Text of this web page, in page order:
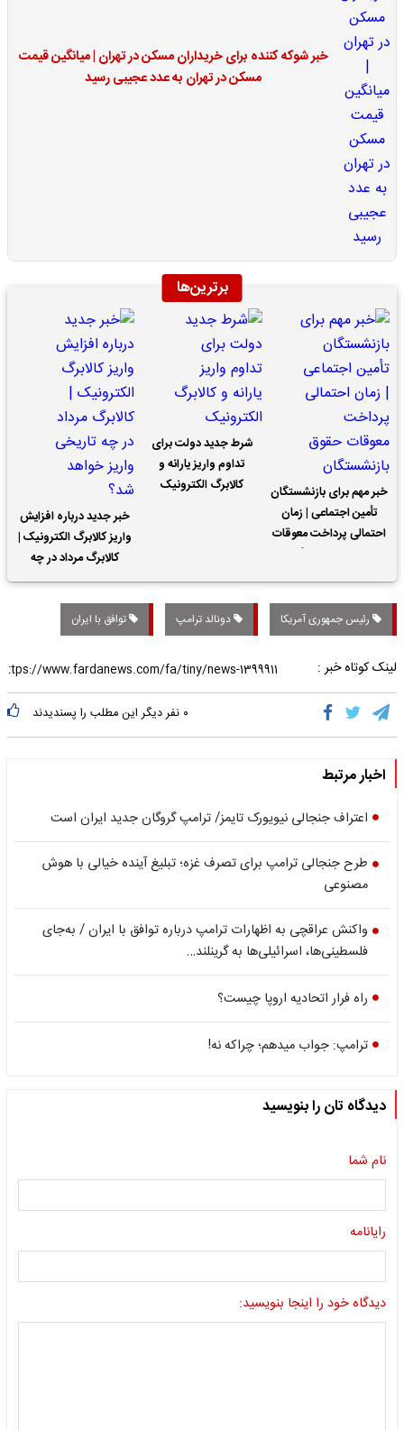
خبر شوکه کننده برای خریداران مسکن در تهران | میانگین قیمت
مسکن در تهران به عدد عجیبی رسید
برترین‌ها
خبر مهم برای بازنشستگان
تأمین اجتماعی | زمان
احتمالی پرداخت معوقات
شرط جدید دولت برای
تداوم واریز یارانه و
کالابرگ الکترونیک
خبر جدید درباره افزایش
واریز کالابرگ الکترونیک |
کالابرگ مرداد در چه
تاریخی واریز خواهد شد؟
رئیس جمهوری آمریکا دونالد ترامپ توافق با ایران
لینک کوتاه خبر :
۰ نفر دیگر این مطلب را پسندیدند
اخبار مرتبط
اعتراف جنجالی نیویورک تایمز/ ترامپ گروگان جدید ایران است
طرح جنجالی ترامپ برای تصرف غزه؛ تبلیغ آینده خیالی با هوش
مصنوعی
واکنش عراقچی به اظهارات ترامپ درباره توافق با ایران / به‌جای
فلسطینی‌ها، اسرائیلی‌ها به گرینلند…
راه فرار اتحادیه اروپا چیست؟
ترامپ: جواب می‎دهم؛ چراکه نه!
دیدگاه تان را بنویسید
نام شما
رایانامه
دیدگاه خود را اینجا بنویسید: